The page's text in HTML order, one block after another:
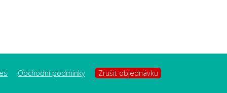
Obchodní podmínky Zrušit objednávku